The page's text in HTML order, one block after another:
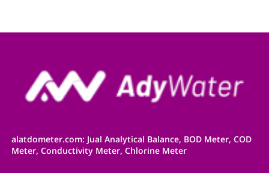
alatdometer.com: Jual Analytical Balance, BOD Meter, COD
Meter, Conductivity Meter, Chlorine Meter